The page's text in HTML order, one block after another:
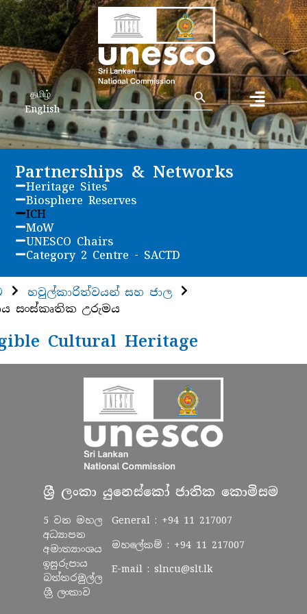
தமிழ்
English
Search
for:
Search Button
Partnerships & Networks
Heritage Sites
Biosphere Reserves
ICH
MoW
UNESCO Chairs
Category 2 Centre - SACTD
හවුල්කාරිත්වයන් සහ ජාල
සංස්කෘතික උරුමය
Cultural Heritage
ශ්‍රී ලංකා යුනෙස්කෝ ජාතික කොමිසම
5 වන මහල
අධ්‍යාපන
අමාත්‍යාංශය
ඉසුරුපාය
බත්තරමුල්ල
ශ්‍රී ලංකාව
General : +94 11 217007
මහලේකම් : +94 11 217007
E-mail : slncu@slt.lk